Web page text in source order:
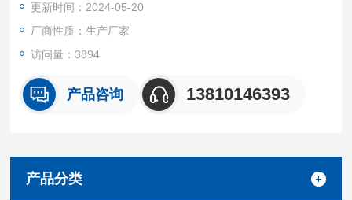
更新时间：2024-05-20
厂商性质：生产厂家
访问量：3894
产品咨询 13810146393
产品分类